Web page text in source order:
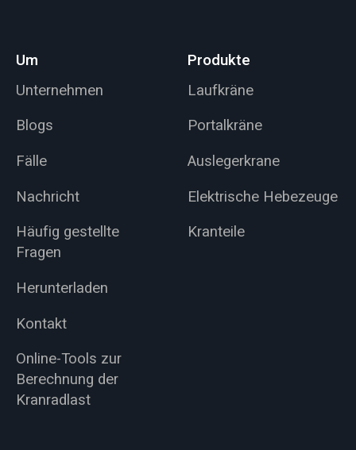
Um
Unternehmen
Blogs
Fälle
Nachricht
Häufig gestellte
Fragen
Herunterladen
Kontakt
Online-Tools zur
Berechnung der
Kranradlast
Produkte
Laufkräne
Portalkräne
Auslegerkrane
Elektrische Hebezeuge
Kranteile